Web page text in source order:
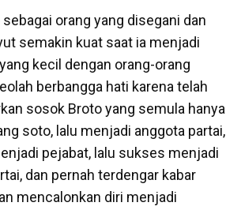
orang yang disegani dan
semakin kuat saat ia menjadi
kecil dengan orang-orang
berbangga hati karena telah
sosok Broto yang semula hanya
soto, lalu menjadi anggota partai,
pejabat, lalu sukses menjadi
dan pernah terdengar kabar
mencalonkan diri menjadi